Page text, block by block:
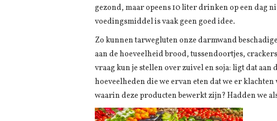
gezond, maar opeens 10 liter drinken op een dag
voedingsmiddel is vaak geen goed idee.
Zo kunnen tarwegluten onze darmwand
aan de hoeveelheid brood, tussendoortjes, crackers
vraag kun je stellen over zuivel en soja: ligt dat aan
hoeveelheden die we ervan eten dat we er
waarin deze producten bewerkt zijn? Hadden we